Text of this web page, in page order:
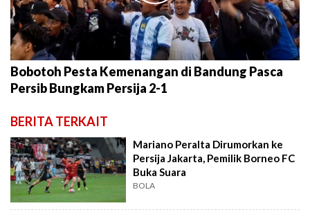
Bobotoh Pesta Kemenangan di Bandung Pasca
Persib Bungkam Persija 2-1
BERITA TERKAIT
Mariano Peralta Dirumorkan ke
Persija Jakarta, Pemilik Borneo FC
Buka Suara
BOLA